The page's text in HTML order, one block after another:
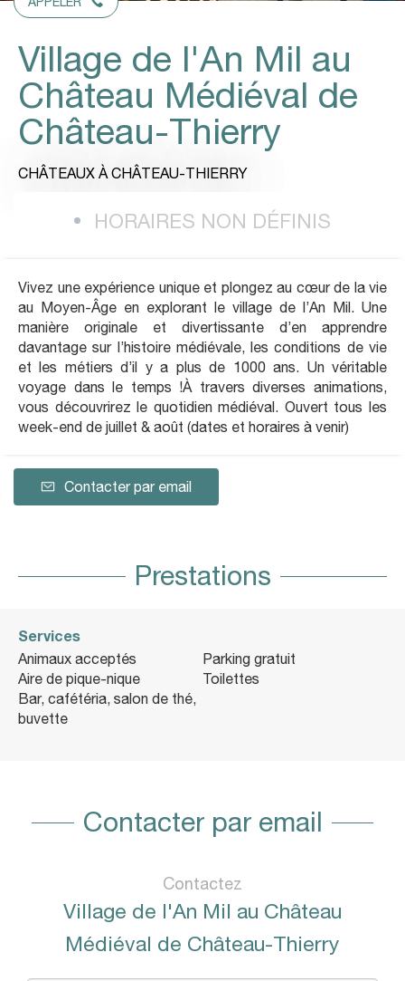
Village de l'An Mil au
Château Médiéval de
Château-Thierry
CHÂTEAUX À CHÂTEAU-THIERRY
HORAIRES NON DÉFINIS
Vivez une expérience unique et plongez au cœur de la vie
au Moyen-Âge en explorant le village de l’An Mil. Une
manière originale et divertissante d’en apprendre
davantage sur l’histoire médiévale, les conditions de vie
et les métiers d’il y a plus de 1000 ans. Un véritable
voyage dans le temps !À travers diverses animations,
vous découvrirez le quotidien médiéval. Ouvert tous les
week-end de juillet & août (dates et horaires à venir)
Contacter par email
Prestations
Services
Animaux acceptés
Aire de pique-nique
Bar, cafétéria, salon de thé,
buvette
Parking gratuit
Toilettes
Contacter par email
Contactez
Village de l'An Mil au Château
Médiéval de Château-Thierry